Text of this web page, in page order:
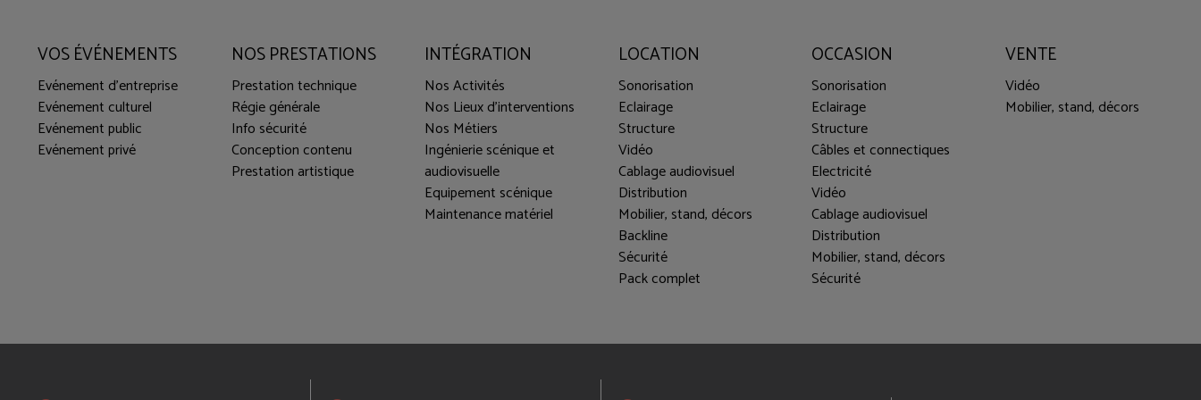
VOS ÉVÉNEMENTS
Evénement d'entreprise
Evénement culturel
Evénement public
Evénement privé
NOS PRESTATIONS
Prestation technique
Régie générale
Info sécurité
Conception contenu
Prestation artistique
INTÉGRATION
Nos Activités
Nos Lieux d'interventions
Nos Métiers
Ingénierie scénique et
audiovisuelle
Equipement scénique
Maintenance matériel
LOCATION
Sonorisation
Eclairage
Structure
Vidéo
Cablage audiovisuel
Distribution
Mobilier, stand, décors
Backline
Sécurité
Pack complet
OCCASION
Sonorisation
Eclairage
Structure
Câbles et connectiques
Electricité
Vidéo
Cablage audiovisuel
Distribution
Mobilier, stand, décors
Sécurité
VENTE
Vidéo
Mobilier, stand, décors